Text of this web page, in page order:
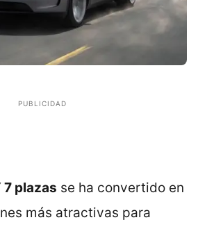
PUBLICIDAD
7 plazas se ha convertido en
más atractivas para